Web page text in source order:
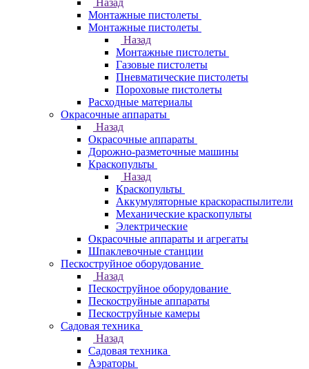
Назад
Монтажные пистолеты
Монтажные пистолеты
Назад
Монтажные пистолеты
Газовые пистолеты
Пневматические пистолеты
Пороховые пистолеты
Расходные материалы
Окрасочные аппараты
Назад
Окрасочные аппараты
Дорожно-разметочные машины
Краскопульты
Назад
Краскопульты
Аккумуляторные краскораспылители
Механические краскопульты
Электрические
Окрасочные аппараты и агрегаты
Шпаклевочные станции
Пескоструйное оборудование
Назад
Пескоструйное оборудование
Пескоструйные аппараты
Пескоструйные камеры
Садовая техника
Назад
Садовая техника
Аэраторы